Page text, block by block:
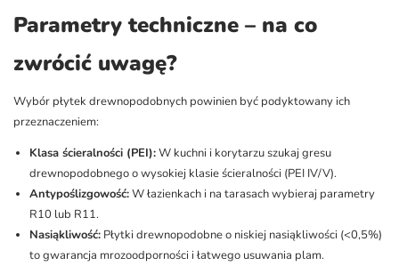
Parametry techniczne – na co
zwrócić uwagę?
Wybór płytek drewnopodobnych powinien być podyktowany ich
przeznaczeniem:
Klasa ścieralności (PEI):W kuchni i korytarzu szukaj gresu
drewnopodobnego o wysokiej klasie ścieralności (PEI IV/V).
Antypoślizgowość:W łazienkach i na tarasach wybieraj parametry
R10 lub R11.
Nasiąkliwość: Płytki drewnopodobne o niskiej nasiąkliwości (<0,5%)
to gwarancja mrozoodporności i łatwego usuwania plam.